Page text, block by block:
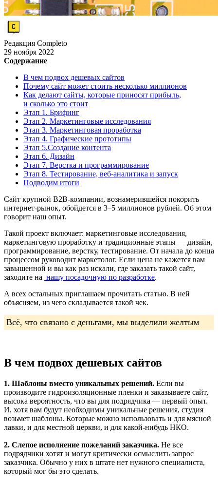
Редакция Completo
29 ноября 2022
Содержание
В чем подвох дешевых сайтов
Почему сайт может стоить несколько миллионов
Как делают сайты, которые приносят прибыль,
и сколько это стоит
Этап 1. Брифинг
Этап 2. Маркетинговые исследования
Этап 3. Маркетинговая проработка
Этап 4. Графические прототипы
Этап 5.Создание контента
Этап 6. Дизайн
Этап 7. Верстка и программирование
Этап 8. Тестирование, веб-аналитика и запуск
Подводим итоги
Сайт крупной B2B-компании, вознамерившейся покорить
интернет-рынок, обойдется в 3–5 миллионов рублей. Об этом
говорит наш опыт.
Такой проект включает: маркетинговые исследования,
маркетинговую проработку и традиционные этапы — дизайн,
программирование, верстку, тестирование. От начала до конца
процессом руководит маркетолог. Если цена не кажется вам
завышенной и вы как раз искали, где заказать такой сайт,
заходите на нашу посадочную по разработке.
А всех остальных приглашаем прочитать статью. В ней
объясняем, из чего складывается такой чек.
Всё, что связано с деньгами, мы выделили желтым
В чем подвох дешевых сайтов
1. Шаблоны вместо уникальных решений. Если вы
производите гидроизоляционные пленки и заказываете сайт,
высока вероятность, что вы для подрядчика — первый опыт.
И, хотя вам будут необходимы уникальные решения, студия
возьмет шаблоны. Которые можно использовать и для мясной
лавки, и для местной церкви, и для какой-нибудь НКО.
2. Слепое исполнение пожеланий заказчика. Не все
подрядчики хотят и могут критически осмыслить запрос
заказчика. Обычно у них в штате нет нужного специалиста,
который мог бы это сделать.